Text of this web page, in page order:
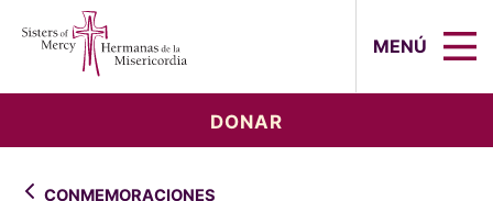
MENÚ
DONAR
CONMEMORACIONES